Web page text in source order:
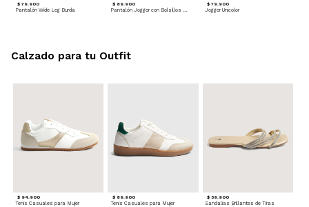
$ 79.900
Pantalón Wide Leg Burda
$ 89.900
Pantalón Jogger con Bolsillos Cargo
$ 79.900
Jogger Unicolor
$ 94.900
Tenis Casuales para Mujer
$ 89.900
Tenis Casuales para Mujer
$ 59.900
Sandalias Brillantes de Tiras
Calzado para tu Outfit